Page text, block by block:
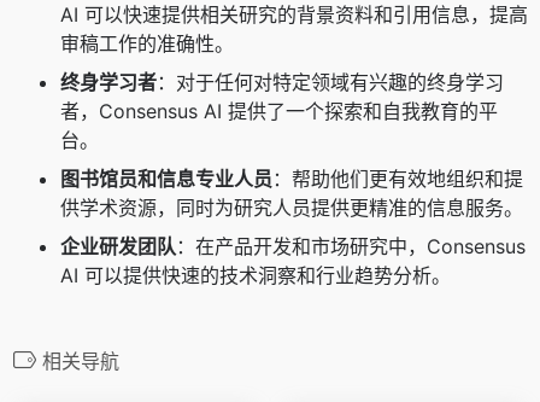
AI 可以快速提供相关研究的背景资料和引用信息，提高
审稿工作的准确性。
终身学习者：对于任何对特定领域有兴趣的终身学习
者，Consensus AI 提供了一个探索和自我教育的平
台。
图书馆员和信息专业人员 ：帮助他们更有效地组织和提
供学术资源，同时为研究人员提供更精准的信息服务。
企业研发团队 ：在产品开发和市场研究中，Consensus
AI 可以提供快速的技术洞察和行业趋势分析。
相关导航